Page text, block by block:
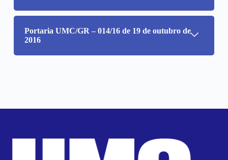
Portaria UMC/GR – 014/16 de 19 de outubro de
2016